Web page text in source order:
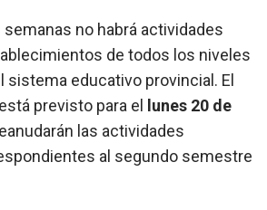
no habrá actividades
de todos los niveles
sistema educativo provincial. El
previsto para el
lunes 20 de
las actividades
al segundo semestre